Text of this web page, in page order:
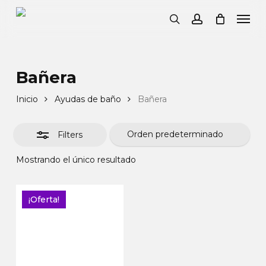
Skip
searchaccount
Bañera
Inicio Ayudas de baño Bañera
Filters
Mostrando el único resultado
¡Oferta!